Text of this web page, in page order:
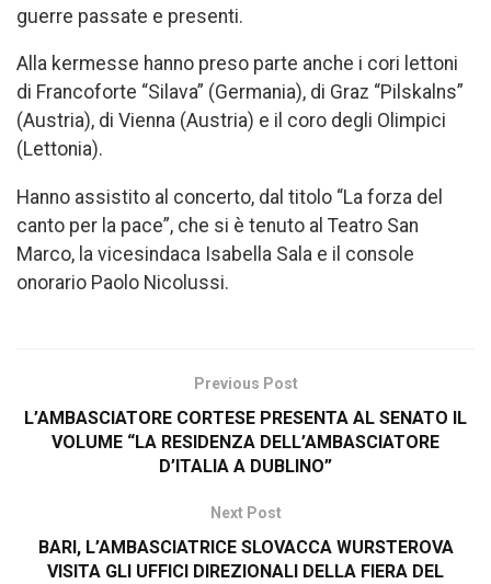
guerre passate e presenti.
Alla kermesse hanno preso parte anche i cori lettoni
di Francoforte “Silava” (Germania), di Graz “Pilskalns”
(Austria), di Vienna (Austria) e il coro degli Olimpici
(Lettonia).
Hanno assistito al concerto, dal titolo “La forza del
canto per la pace”, che si è tenuto al Teatro San
Marco, la vicesindaca Isabella Sala e il console
onorario Paolo Nicolussi.
Previous Post
L’AMBASCIATORE CORTESE PRESENTA AL SENATO IL
VOLUME “LA RESIDENZA DELL’AMBASCIATORE
D’ITALIA A DUBLINO”
Next Post
BARI, L’AMBASCIATRICE SLOVACCA WURSTEROVA
VISITA GLI UFFICI DIREZIONALI DELLA FIERA DEL